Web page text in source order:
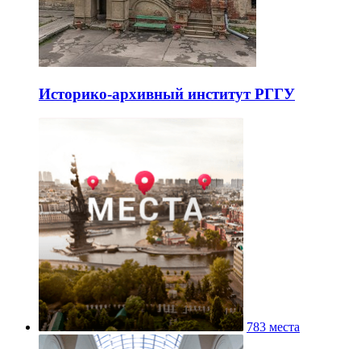
Историко-архивный институт РГГУ
783 места